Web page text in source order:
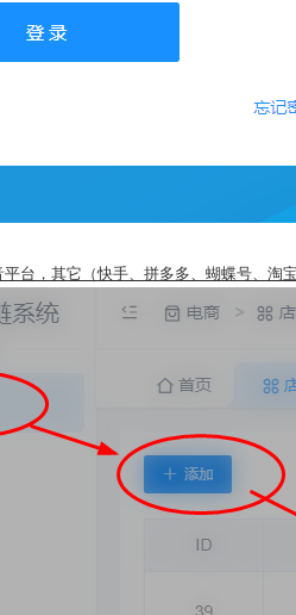
台，其它（快手、拼多多、蝴蝶号、